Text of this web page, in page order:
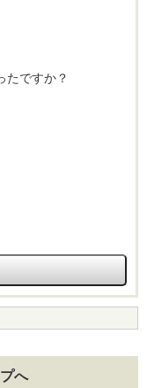
たですか？
へ